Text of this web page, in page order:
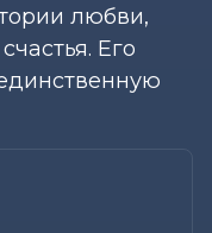
любви,
Его